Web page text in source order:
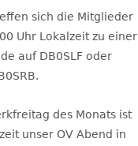
sich die Mitglieder
Uhr Lokalzeit zu einer
auf DB0SLF oder
des Monats ist
unser OV Abend in